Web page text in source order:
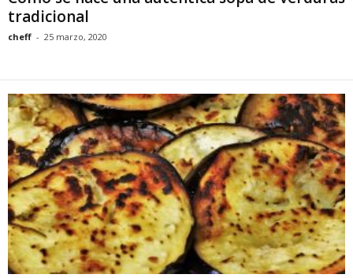
tradicional
cheff - 25 marzo, 2020